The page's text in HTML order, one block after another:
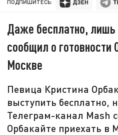
ПОДПИШИТЕСЬ:
Даже бесплатно,
сообщил о готовности
Москве
Певица Кристина
выступить бесплатно,
Телеграм-канал Mash
Орбакайте приехать в